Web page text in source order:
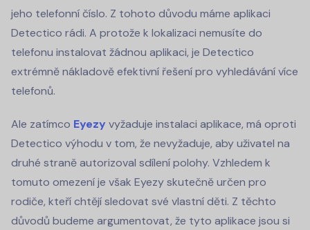
jeho telefonní číslo. Z tohoto důvodu máme aplikaci
Detectico rádi. A protože k lokalizaci nemusíte do
telefonu instalovat žádnou aplikaci, je Detectico
extrémně nákladově efektivní řešení pro vyhledávání více
telefonů.
Ale zatímco Eyezy vyžaduje instalaci aplikace, má oproti
Detectico výhodu v tom, že nevyžaduje, aby uživatel na
druhé straně autorizoval sdílení polohy. Vzhledem k
tomuto omezení je však Eyezy skutečně určen pro
rodiče, kteří chtějí sledovat své vlastní děti. Z těchto
důvodů budeme argumentovat, že tyto aplikace jsou si